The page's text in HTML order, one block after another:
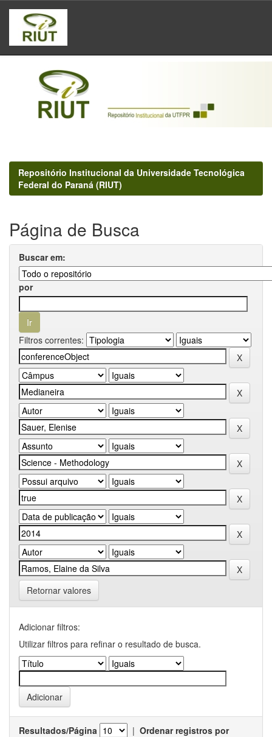
Skip
navigation
Repositório Institucional da Universidade Tecnológica
Federal do Paraná (RIUT)
Página de Busca
Buscar em:
por
Filtros correntes:
Retornar valores
Adicionar filtros:
Utilizar filtros para refinar o resultado de busca.
Resultados/Página | Ordenar registros por